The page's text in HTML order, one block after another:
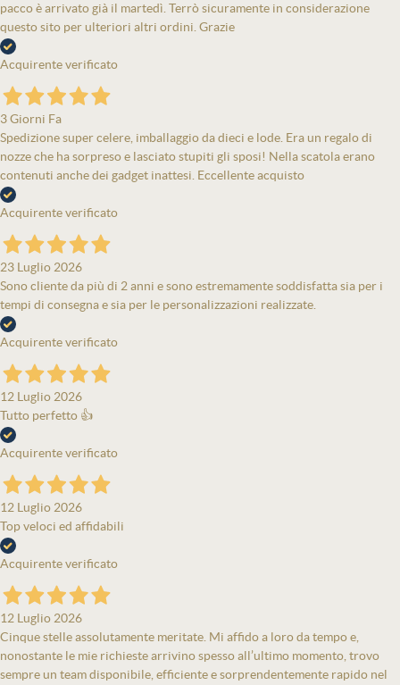
pacco è arrivato già il martedì. Terrò sicuramente in considerazione
questo sito per ulteriori altri ordini. Grazie
Acquirente verificato
3 Giorni Fa
Spedizione super celere, imballaggio da dieci e lode. Era un regalo di
nozze che ha sorpreso e lasciato stupiti gli sposi! Nella scatola erano
contenuti anche dei gadget inattesi. Eccellente acquisto
Acquirente verificato
23 Luglio 2026
Sono cliente da più di 2 anni e sono estremamente soddisfatta sia per i
tempi di consegna e sia per le personalizzazioni realizzate.
Acquirente verificato
12 Luglio 2026
Tutto perfetto 👍
Acquirente verificato
12 Luglio 2026
Top veloci ed affidabili
Acquirente verificato
12 Luglio 2026
Cinque stelle assolutamente meritate. Mi affido a loro da tempo e,
nonostante le mie richieste arrivino spesso all’ultimo momento, trovo
sempre un team disponibile, efficiente e sorprendentemente rapido nel